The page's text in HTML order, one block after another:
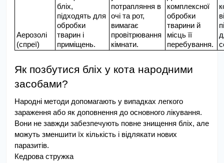
Аерозолі
(спреї)
бліх,
підходять для
обробки
тварин і
приміщень.
потрапляння в
очі та рот,
вимагає
провітрювання
кімнати.
комплексної
обробки
тварини й
місць її
перебування.
Як позбутися бліх у кота народними
засобами?
Народні методи допомагають у випадках легкого
зараження або як доповнення до основного лікування.
Вони не завжди забезпечують повне знищення бліх, але
можуть зменшити їх кількість і відлякати нових
паразитів.
Кедрова стружка